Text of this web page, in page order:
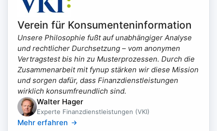
Verein für Konsumenteninformation
Unsere Philosophie fußt auf unabhängiger Analyse
und rechtlicher Durchsetzung – vom anonymen
Vertragstest bis hin zu Musterprozessen. Durch die
Zusammenarbeit mit fynup stärken wir diese Mission
und sorgen dafür, dass Finanzdienstleistungen
wirklich konsumfreundlich sind.
Walter Hager
Experte Finanzdienstleistungen (VKI)
Mehr erfahren